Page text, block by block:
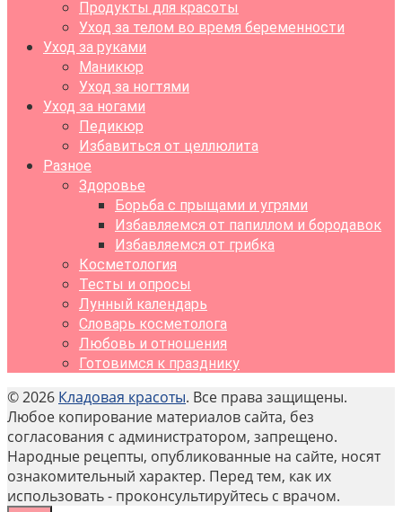
Продукты для красоты
Уход за телом во время беременности
Уход за руками
Маникюр
Уход за ногтями
Уход за ногами
Педикюр
Избавиться от целлюлита
Разное
Здоровье
Борьба с прыщами и угрями
Избавляемся от папиллом и бородавок
Избавляемся от грибка
Косметология
Тесты и опросы
Лунный календарь
Словарь косметолога
Любовь и отношения
Готовимся к празднику
© 2026 Кладовая красоты. Все права защищены.
Любое копирование материалов сайта, без
согласования с администратором, запрещено.
Народные рецепты, опубликованные на сайте, носят
ознакомительный характер. Перед тем, как их
использовать - проконсультируйтесь с врачом.